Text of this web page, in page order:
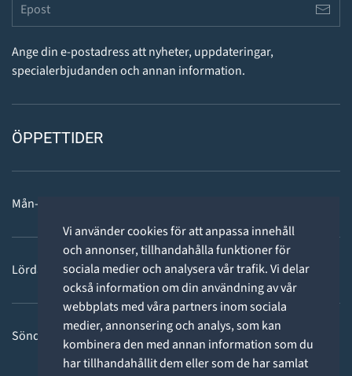
Vi använder cookies för att anpassa innehåll
och annonser, tillhandahålla funktioner för
sociala medier och analysera vår trafik. Vi delar
också information om din användning av vår
webbplats med våra partners inom sociala
medier, annonsering och analys, som kan
kombinera den med annan information som du
har tillhandahållit dem eller som de har samlat
Ange din e-postadress att nyheter, uppdateringar,
specialerbjudanden och annan information.
ÖPPETTIDER
Mån-fre: 11 - 18
Lördag: 11-15
Söndag: STÄNGT